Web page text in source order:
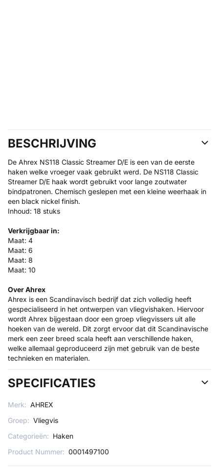
BESCHRIJVING
De Ahrex NS118 Classic Streamer D/E is een van de eerste
haken welke vroeger vaak gebruikt werd. De NS118 Classic
Streamer D/E haak wordt gebruikt voor lange zoutwater
bindpatronen. Chemisch geslepen met een kleine weerhaak in
een black nickel finish.
Inhoud: 18 stuks
Verkrijgbaar in:
Maat: 4
Maat: 6
Maat: 8
Maat: 10
Over Ahrex
Ahrex is een Scandinavisch bedrijf dat zich volledig heeft
gespecialiseerd in het ontwerpen van vliegvishaken. Hiervoor
wordt Ahrex bijgestaan door een groep vliegvissers uit alle
hoeken van de wereld. Dit zorgt ervoor dat dit Scandinavische
merk een zeer breed scala heeft aan verschillende haken,
welke allemaal geproduceerd zijn met gebruik van de beste
technieken en materialen.
SPECIFICATIES
Merk: AHREX
Groep: Vliegvis
Categorieën: Haken
Product Nummer: 0001497100